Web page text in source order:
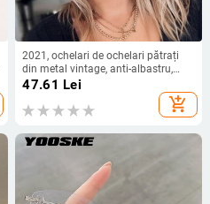
2021, ochelari de ochelari pătrați
din metal vintage, anti-albastru,
ochelari de ochelari transparenți
optici de modă pentru femei,
ochelari de computer pentru femei
47.61 Lei
add_shopping_cart